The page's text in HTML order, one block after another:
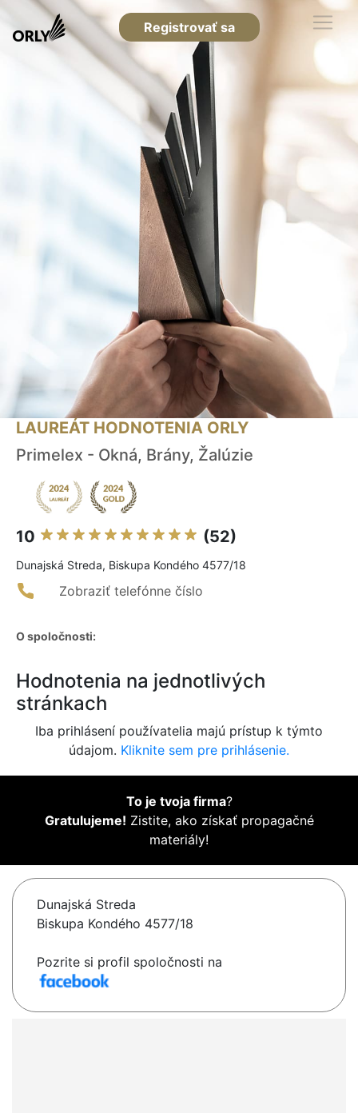
Registrovať sa
LAUREÁT HODNOTENIA ORLY
Primelex - Okná, Brány, Žalúzie
10 (52)
Dunajská Streda, Biskupa Kondého 4577/18
Zobraziť telefónne číslo
O spoločnosti:
Hodnotenia na jednotlivých
stránkach
Iba prihlásení používatelia majú prístup k týmto
údajom. Kliknite sem pre prihlásenie.
To je tvoja firma?
Gratulujeme! Zistite, ako získať propagačné
materiály!
Dunajská Streda
Biskupa Kondého 4577/18
Pozrite si profil spoločnosti na